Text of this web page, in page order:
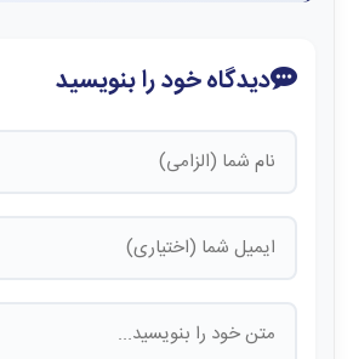
دیدگاه خود را بنویسید